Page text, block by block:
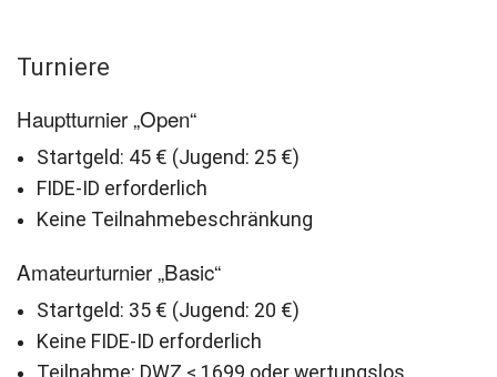
Fotos
Newsletter
Kontakt
Impressum
Datenschutz
Turniere
Hauptturnier „Open“
Startgeld: 45 € (Jugend: 25 €)
FIDE-ID erforderlich
Keine Teilnahmebeschränkung
Amateurturnier „Basic“
Startgeld: 35 € (Jugend: 20 €)
Keine FIDE-ID erforderlich
Teilnahme: DWZ ≤ 1699 oder wertungslos